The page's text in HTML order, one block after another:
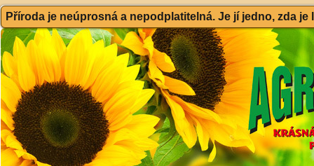
Příroda je neúprosná a nepodplatitelná. Je jí jedno, zda